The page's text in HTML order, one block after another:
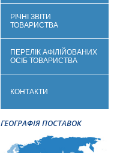
РІЧНІ ЗВІТИ
ТОВАРИСТВА
ПЕРЕЛІК АФІЛIЙОВАНИХ
ОСІБ ТОВАРИСТВА
КОНТАКТИ
ГЕОГРАФІЯ ПОСТАВОК